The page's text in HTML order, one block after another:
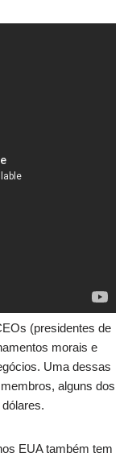
(presidentes de
morais e
Uma dessas
alguns dos
EUA também tem